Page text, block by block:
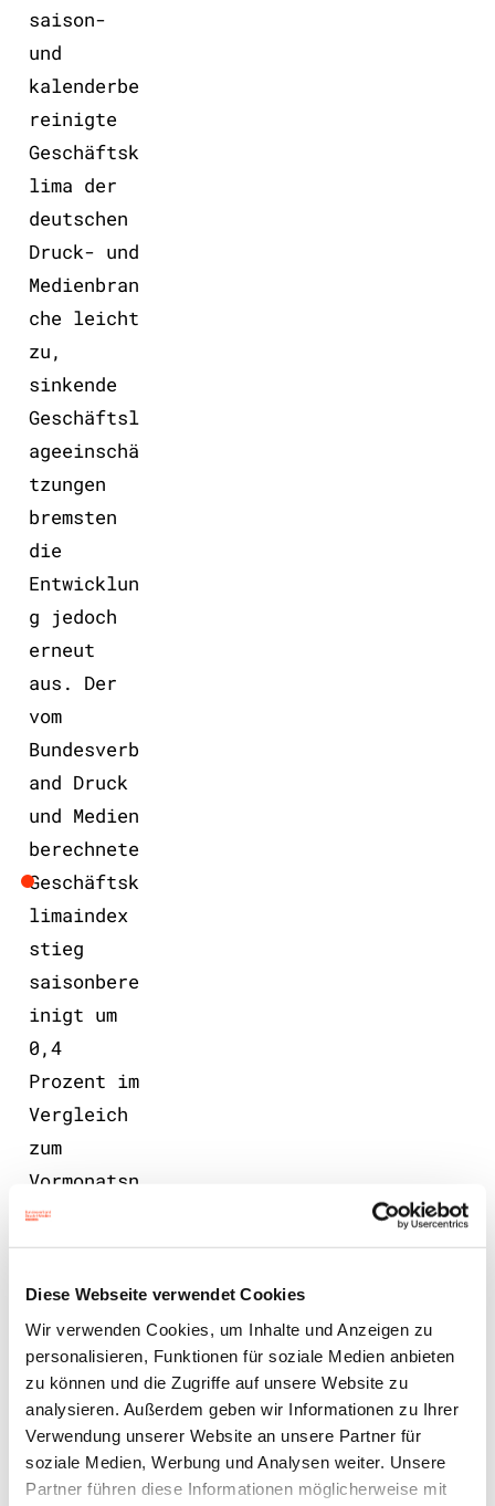
Diese Webseite verwendet Cookies
Wir verwenden Cookies, um Inhalte und Anzeigen zu
personalisieren, Funktionen für soziale Medien anbieten
zu können und die Zugriffe auf unsere Website zu
analysieren. Außerdem geben wir Informationen zu Ihrer
Verwendung unserer Website an unsere Partner für
soziale Medien, Werbung und Analysen weiter. Unsere
Partner führen diese Informationen möglicherweise mit
saison-
und
kalenderbe
reinigte
Geschäftsk
lima der
deutschen
Druck- und
Medienbran
che leicht
zu,
sinkende
Geschäftsl
ageeinschä
tzungen
bremsten
die
Entwicklun
g jedoch
erneut
aus. Der
vom
Bundesverb
and Druck
und Medien
berechnete
Geschäftsk
limaindex
stieg
saisonbere
inigt um
0,4
Prozent im
Vergleich
zum
Vormonatsn
iveau. Mit
97,0
der Index
damit
erstmals
seit
Februar